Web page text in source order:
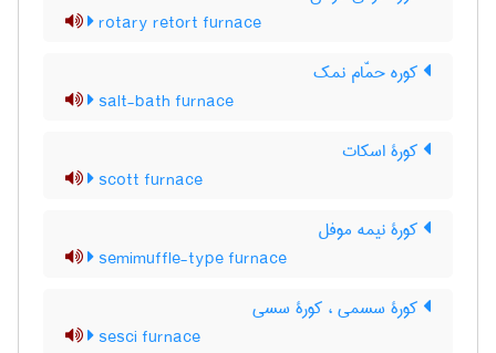
rotary retort furnace
کوره حمّام نمک
salt-bath furnace
کورۀ اسکات
scott furnace
کورۀ نیمه موفل
semimuffle-type furnace
کورۀ سسمی ، کورۀ سسی
sesci furnace